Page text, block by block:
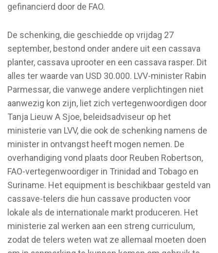
gefinancierd door de FAO.
De schenking, die geschiedde op vrijdag 27
september, bestond onder andere uit een cassava
planter, cassava uprooter en een cassava rasper. Dit
alles ter waarde van USD 30.000. LVV-minister Rabin
Parmessar, die vanwege andere verplichtingen niet
aanwezig kon zijn, liet zich vertegenwoordigen door
Tanja Lieuw A Sjoe, beleidsadviseur op het
ministerie van LVV, die ook de schenking namens de
minister in ontvangst heeft mogen nemen. De
overhandiging vond plaats door Reuben Robertson,
FAO-vertegenwoordiger in Trinidad and Tobago en
Suriname. Het equipment is beschikbaar gesteld van
cassave-telers die hun cassave producten voor
lokale als de internationale markt produceren. Het
ministerie zal werken aan een streng curriculum,
zodat de telers weten wat ze allemaal moeten doen